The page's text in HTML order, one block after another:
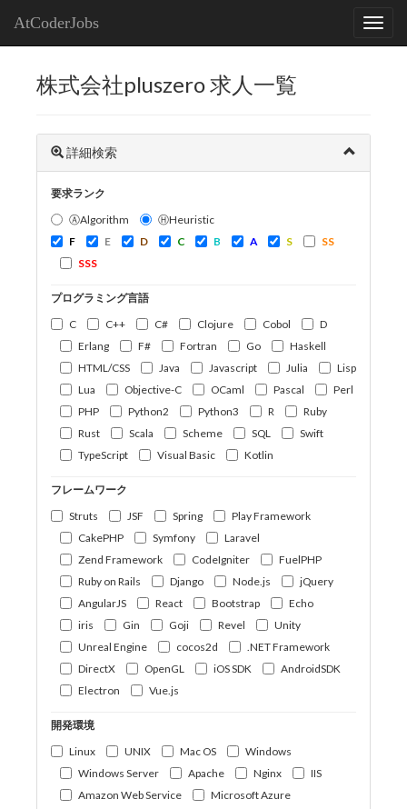
AtCoderJobs
株式会社pluszero 求人一覧
詳細検索
要求ランク
ⒶAlgorithm
ⒽHeuristic
F
E D C B A S
SS
SSS
プログラミング言語
C
C++ C# Clojure Cobol
D
Erlang
F# Fortran Go
Haskell
HTML/CSS
Java Javascript Julia
Lisp
Lua
Objective-C OCaml Pascal
Perl
PHP
Python2 Python3 R
Ruby
Rust
Scala Scheme SQL
Swift
TypeScript
Visual Basic Kotlin
フレームワーク
Struts
JSF Spring
Play Framework
CakePHP
Symfony
Laravel
Zend Framework
CodeIgniter
FuelPHP
Ruby on Rails
Django Node.js
jQuery
AngularJS
React Bootstrap
Echo
iris
Gin Goji Revel
Unity
Unreal Engine
cocos2d
.NET Framework
DirectX
OpenGL iOS SDK
AndroidSDK
Electron
Vue.js
開発環境
Linux
UNIX Mac OS
Windows
Windows Server
Apache Nginx
IIS
Amazon Web Service
Microsoft Azure